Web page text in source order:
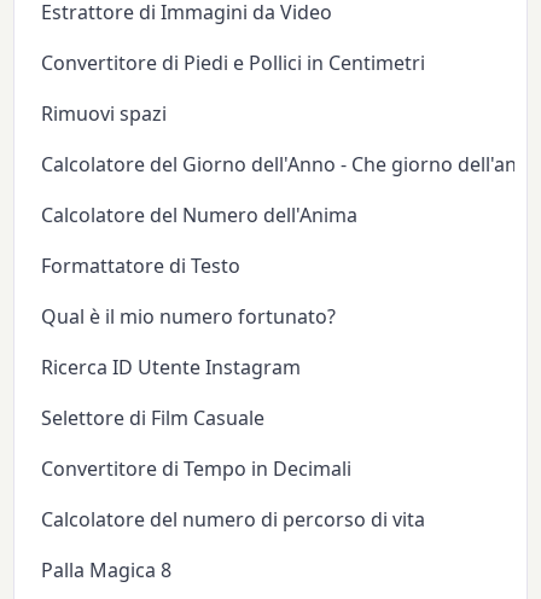
Estrattore di Immagini da Video
Convertitore di Piedi e Pollici in Centimetri
Rimuovi spazi
Calcolatore del Giorno dell'Anno - Che giorno
Calcolatore del Numero dell'Anima
Formattatore di Testo
Qual è il mio numero fortunato?
Ricerca ID Utente Instagram
Selettore di Film Casuale
Convertitore di Tempo in Decimali
Calcolatore del numero di percorso di vita
Palla Magica 8